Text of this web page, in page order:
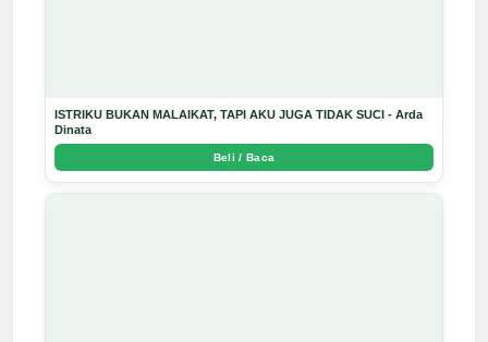
ISTRIKU BUKAN MALAIKAT, TAPI AKU JUGA TIDAK SUCI - Arda
Dinata
Beli / Baca